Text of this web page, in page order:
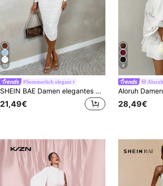
13
#Sommerlich elegant
SHEIN BAE Damen elegantes gerafftes Mesh-Midikleid mit Langarm, figurbetonend, für Dates, Bälle
21,49€
8
Aloruh
28,49€